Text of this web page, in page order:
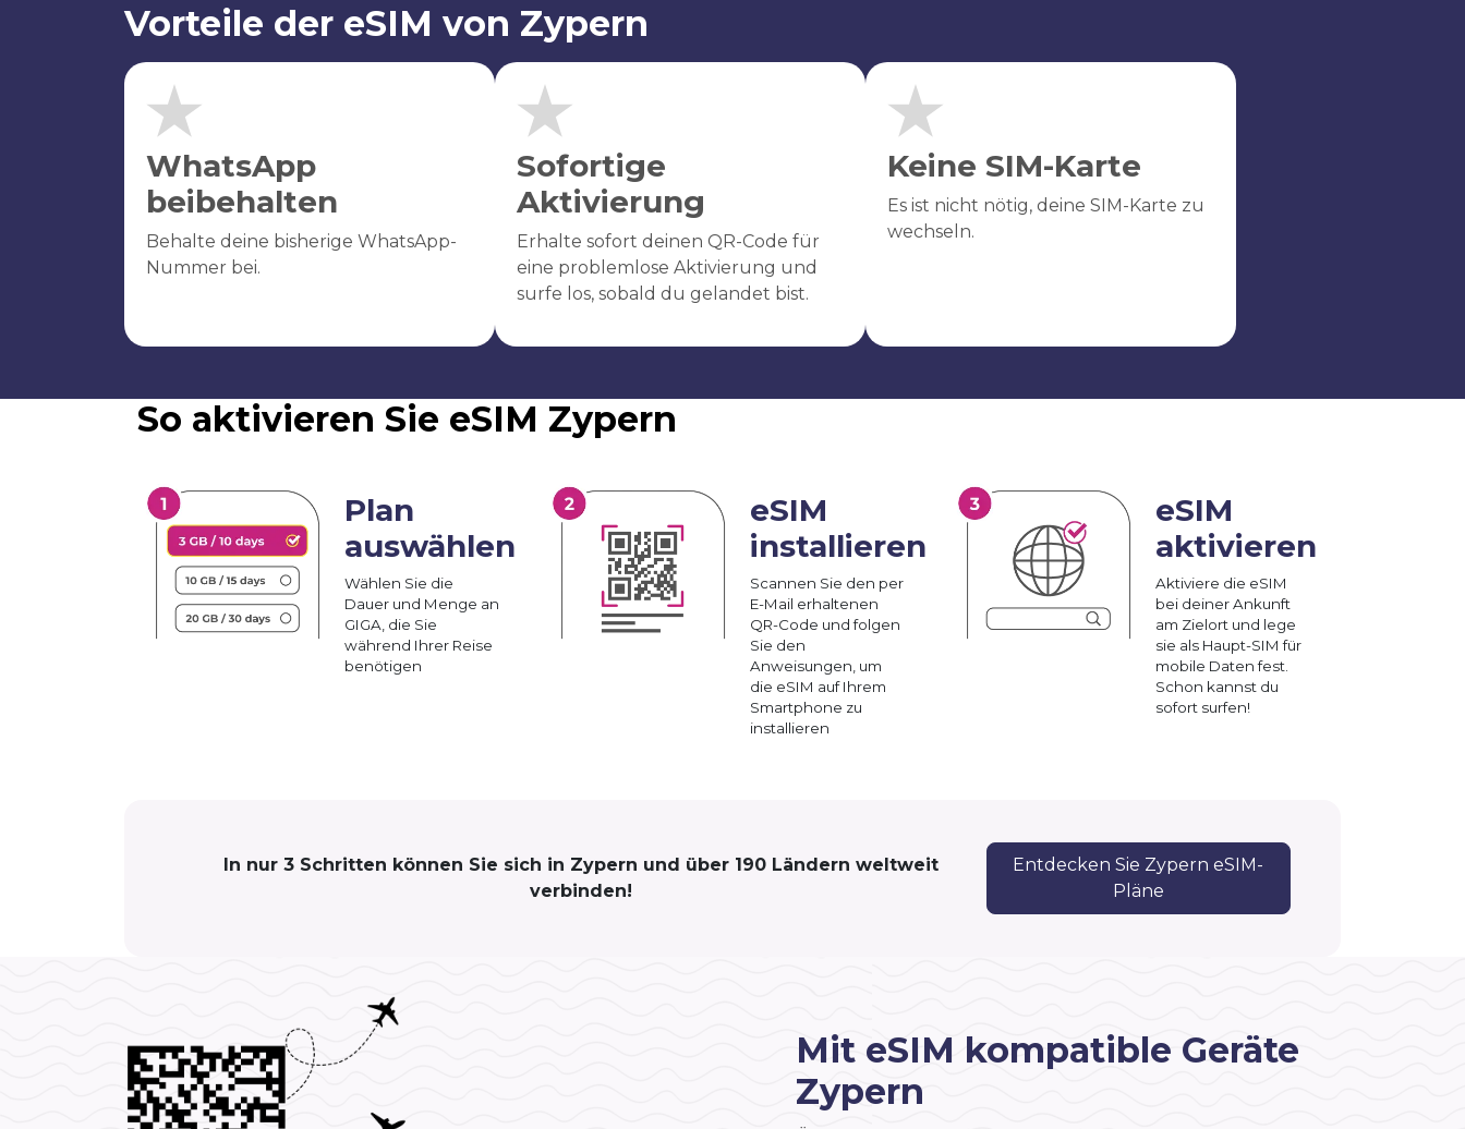
Vorteile der eSIM von Zypern
WhatsApp
beibehalten
Behalte deine bisherige WhatsApp-
Nummer bei.
Sofortige
Aktivierung
Erhalte sofort deinen QR-Code für
eine problemlose Aktivierung und
surfe los, sobald du gelandet bist.
Keine SIM-Karte
Es ist nicht nötig, deine SIM-Karte zu
wechseln.
So aktivieren Sie eSIM Zypern
Plan
auswählen
Wählen Sie die
Dauer und Menge an
GIGA, die Sie
während Ihrer Reise
benötigen
eSIM
installieren
Scannen Sie den per
E-Mail erhaltenen
QR-Code und folgen
Sie den
Anweisungen, um
die eSIM auf Ihrem
Smartphone zu
installieren
eSIM
aktivieren
Aktiviere die eSIM
bei deiner Ankunft
am Zielort und lege
sie als Haupt-SIM für
mobile Daten fest.
Schon kannst du
sofort surfen!
In nur 3 Schritten können Sie sich in Zypern und über 190 Ländern weltweit
verbinden!
Entdecken Sie Zypern eSIM-
Pläne
Mit eSIM kompatible Geräte
Zypern